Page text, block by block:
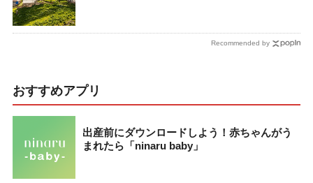
Recommended by
おすすめアプリ
出産前にダウンロードしよう！赤ちゃんがう
まれたら「ninaru baby」